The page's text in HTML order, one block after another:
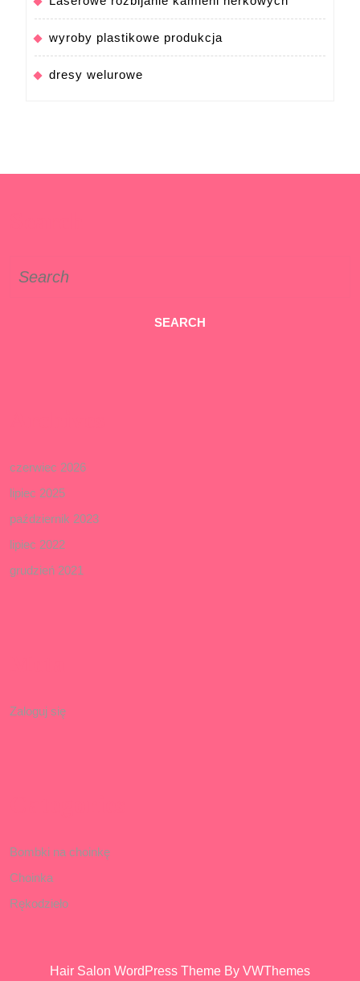
wyroby plastikowe produkcja
dresy welurowe
for:
czerwiec 2026
lipiec 2025
październik 2023
lipiec 2022
grudzień 2021
Zaloguj się
Bombki na choinkę
Choinka
Rękodzieło
Hair Salon WordPress Theme By VWThemes